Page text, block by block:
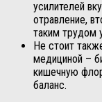
усилителей
отравление,
таким трудом
Не стоит
медициной –
кишечную
баланс.